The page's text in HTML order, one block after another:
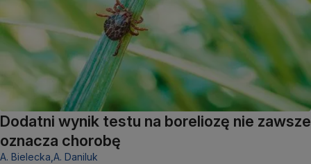
Dodatni wynik testu na boreliozę nie zawsze
oznacza chorobę
A. Bielecka,A. Daniluk